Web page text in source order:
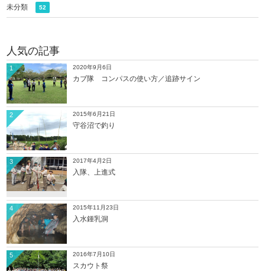
未分類 52
人気の記事
2020年9月6日
カブ隊 コンパスの使い方／追跡サイン
1
2015年6月21日
守谷沼で釣り
2
2017年4月2日
入隊、上進式
3
2015年11月23日
入水鍾乳洞
4
2016年7月10日
スカウト祭
5